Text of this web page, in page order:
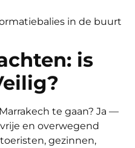
in de buurt
is
te gaan? Ja —
en overwegend
gezinnen,